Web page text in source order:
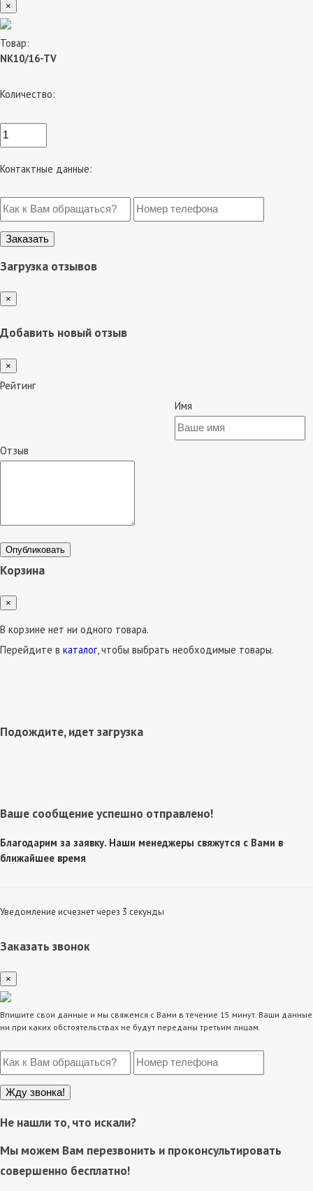
×
Товар:
NK10/16-TV
Количество:
Контактные данные:
Загрузка отзывов
×
Добавить новый отзыв
×
Рейтинг
Имя
Отзыв
Опубликовать
Корзина
×
В корзине нет ни одного товара.
Перейдите в каталог, чтобы выбрать необходимые товары.
Подождите, идет загрузка
Ваше сообщение успешно отправлено!
Благодарим за заявку. Наши менеджеры свяжутся с Вами в
ближайшее время
Уведомление исчезнет через 3 секунды
Заказать звонок
×
Впишите свои данные и мы свяжемся с Вами в течение 15 минут. Ваши данные
ни при каких обстоятельствах не будут переданы третьим лицам.
Не нашли то, что искали?
Мы можем Вам перезвонить и проконсультировать
совершенно бесплатно!